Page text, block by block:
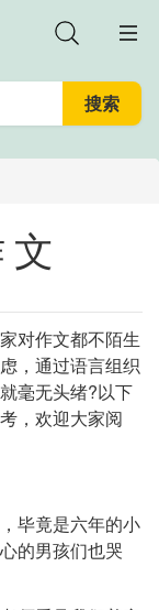
对作文都不陌生
，通过语言组织
毫无头绪?以下
，欢迎大家阅
毕竟是六年的小
的男孩们也哭